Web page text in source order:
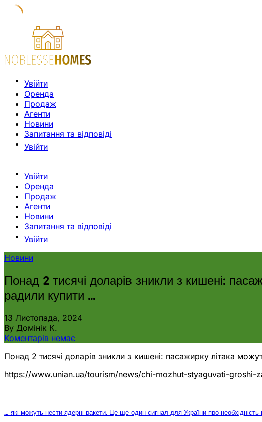
Увійти
Оренда
Продаж
Агенти
Новини
Запитання та відповіді
Увійти
Увійти
Оренда
Продаж
Агенти
Новини
Запитання та відповіді
Увійти
Новини
Понад 2 тисячі доларів зникли з кишені:
радили купити …
13 Листопада, 2024
By Домінік К.
Коментарів немає
Понад 2 тисячі доларів зникли з кишені: пасажирку літака
https://www.unian.ua/tourism/news/chi-mozhut-styaguvati-groshi-
… які можуть нести ядерні ракети. Це ще один сигнал для України про необхідність